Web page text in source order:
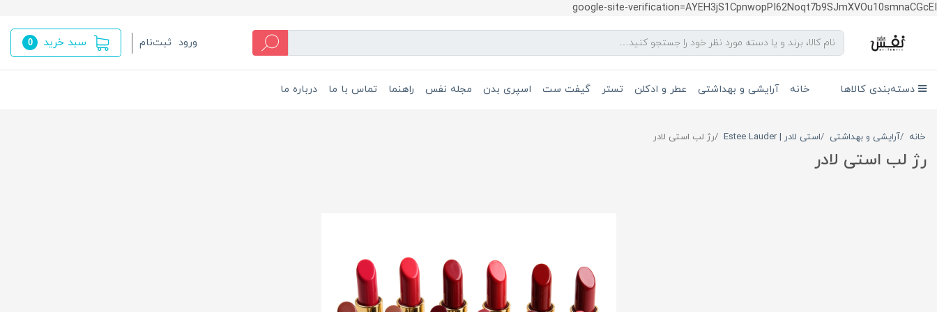
google-site-verification=AYEH3jS1CpnwopPI62Noqt7b9SJmXVOu10smnaCGcEI
ورود ثبت‌نام سبد خرید 0
دسته‌بندی کالاها خانه آرایشی و بهداشتی عطر و ادکلن تستر گیفت ست اسپری بدن مجله نفس راهنما تماس با ما درباره ما
خانه آرایشی و بهداشتی استی لادر | Estee Lauder رژ لب استی لادر
رژ لب استی لادر